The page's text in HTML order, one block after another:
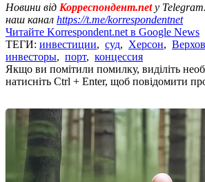
Новини від Корреспондент.netу
наш канал https://t.me/korrespondentnet
Читайте Korrespondent.net в Google News
ТЕГИ: инвестиции, суд, Херсон,
инвесторы, порт, концессия
Якщо ви помітили помилку, виділіть
натисніть Ctrl + Enter, щоб повідомити